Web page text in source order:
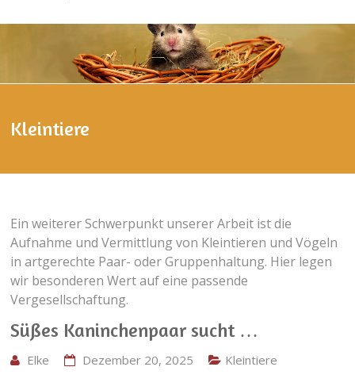
Kleintiere
Ein weiterer Schwerpunkt unserer Arbeit ist die
Aufnahme und Vermittlung von Kleintieren und Vögeln
in artgerechte Paar- oder Gruppenhaltung. Hier legen
wir besonderen Wert auf eine passende
Vergesellschaftung.
Süßes Kaninchenpaar sucht …
Elke Dezember 20, 2025 Kleintiere